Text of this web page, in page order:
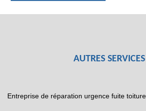
AUTRES SERVICES
Entreprise de réparation urgence fuite